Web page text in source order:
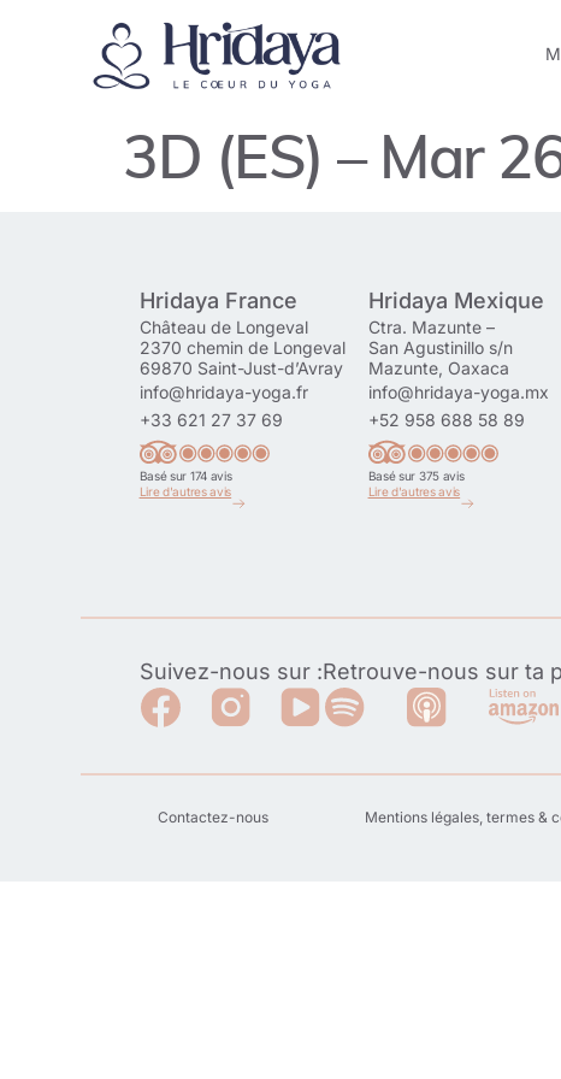
3D (ES) – Mar
Hridaya France
Château de Longeval
2370 chemin de Longeval
69870 Saint-Just-d’Avray
info@hridaya-yoga.fr
+33 621 27 37 69
Basé sur 174 avis
Lire d'autres avis
Hridaya Mexique
Ctra. Mazunte –
San Agustinillo s/n
Mazunte, Oaxaca
info@hridaya-yoga.mx
+52 958 688 58 89
Basé sur 375 avis
Lire d'autres avis
Suivez-nous sur :Retrouve-nous sur ta
Contactez-nous Mentions légales, termes &